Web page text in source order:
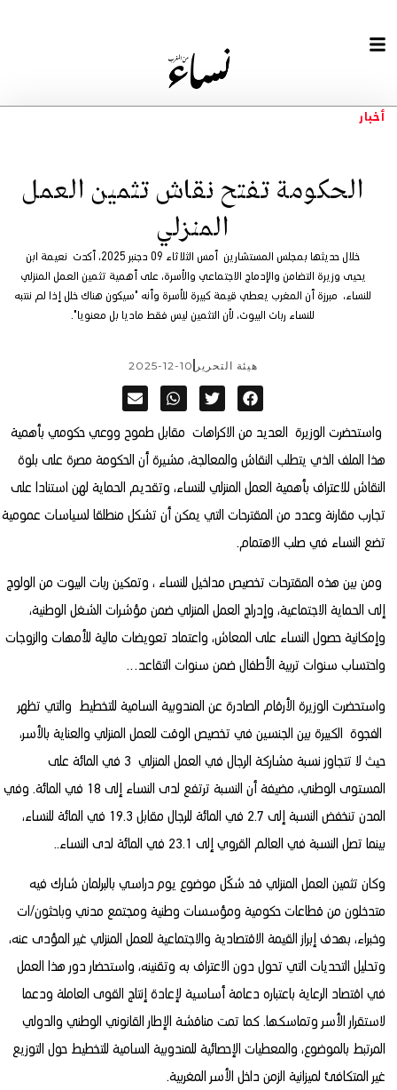
أخبار
الحكومة تفتح نقاش تثمين العمل
المنزلي
خلال حديثها بمجلس المستشارين أمس الثلاثاء 09 دجنبر 2025، أكدت نعيمة ابن
يحيى وزيرة التضامن والإدماج الاجتماعي والأسرة، على أهمية تثمين العمل المنزلي
للنساء، مبرزة أن المغرب يعطي قيمة كبيرة للأسرة وأنه "سيكون هناك خلل إذا لم ننتبه
للنساء ربات البيوت، لأن التثمين ليس فقط ماديا بل معنويا".
هيئة التحرير 2025-12-10
واستحضرت الوزيرة العديد من الاكراهات مقابل طموح ووعي حكومي بأهمية
هذا الملف الذي يتطلب النقاش والمعالجة، مشيرة أن الحكومة مصرة على بلوة
النقاش للاعتراف بأهمية العمل المنزلي للنساء، وتقديم الحماية لهن استنادا على
تجارب مقارنة وعدد من المقترحات التي يمكن أن تشكل منطلقا لسياسات عمومية
تضع النساء في صلب الاهتمام.
ومن بين هذه المقترحات تخصيص مداخيل للنساء ، وتمكين ربات البيوت من الولوج
إلى الحماية الاجتماعية، وإدراج العمل المنزلي ضمن مؤشرات الشغل الوطنية،
وإمكانية حصول النساء على المعاش، واعتماد تعويضات مالية للأمهات والزوجات
واحتساب سنوات تربية الأطفال ضمن سنوات التقاعد…
واستحضرت الوزيرة الأرقام الصادرة عن المندوبية السامية للتخطيط والتي تظهر
الفجوة الكبيرة بين الجنسين في تخصيص الوقت للعمل المنزلي والعناية بالأسر،
حيث لا تتجاوز نسبة مشاركة الرجال في العمل المنزلي 3 في المائة على
المستوى الوطني، مضيفة أن النسبة ترتفع لدى النساء إلى 18 في المائة. وفي
المدن تنخفض النسبة إلى 2.7 في المائة للرجال مقابل 19.3 في المائة للنساء،
بينما تصل النسبة في العالم القروي إلى 23.1 في المائة لدى النساء..
وكان تثمين العمل المنزلي قد شكّل موضوع يوم دراسي بالبرلمان شارك فيه
متدخلون من قطاعات حكومية ومؤسسات وطنية ومجتمع مدني وباحثون/ات
وخبراء، بهدف إبراز القيمة الاقتصادية والاجتماعية للعمل المنزلي غير المؤدى عنه،
وتحليل التحديات التي تحول دون الاعتراف به وتقنينه، واستحضار دور هذا العمل
في اقتصاد الرعاية باعتباره دعامة أساسية لإعادة إنتاج القوى العاملة ودعما
لاستقرار الأسر وتماسكها. كما تمت مناقشة الإطار القانوني الوطني والدولي
المرتبط بالموضوع، والمعطيات الإحصائية للمندوبية السامية للتخطيط حول التوزيع
غير المتكافئ لميزانية الزمن داخل الأسر المغربية.